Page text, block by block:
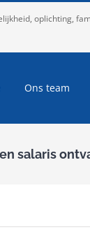
oplichting,
Ons team
salaris